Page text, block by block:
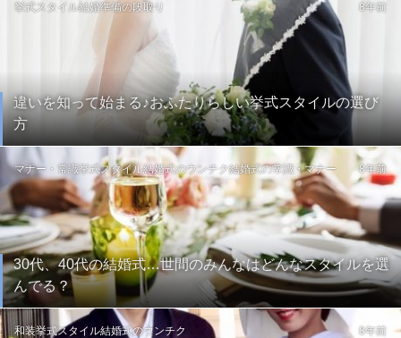
違いを知って始まる♪おふたりらしい挙式スタイルの選び
方
挙式スタイル結婚準備の段取り 8年前
30代、40代の結婚式…世間のみんなはどんなスタイルを選
んでる？
マナー・常識挙式スタイル結婚式のウンチク結婚式の常識・マナー 8年前
和装挙式スタイル結婚式のウンチク 8年前